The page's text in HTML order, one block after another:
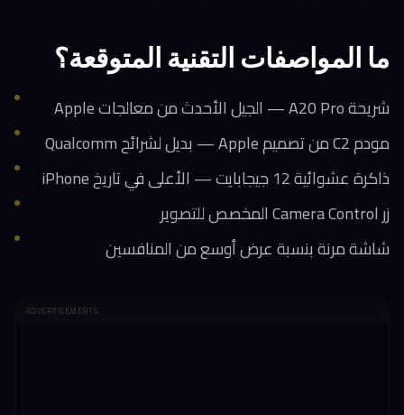
ما المواصفات التقنية المتوقعة؟
شريحة A20 Pro — الجيل الأحدث من معالجات Apple
مودم C2 من تصميم Apple — بديل لشرائح Qualcomm
ذاكرة عشوائية 12 جيجابايت — الأعلى في تاريخ iPhone
زر Camera Control المخصص للتصوير
شاشة مرنة بنسبة عرض أوسع من المنافسين
ADVERTISEMENTS